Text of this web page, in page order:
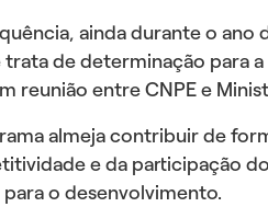
ainda durante o ano
trata de determinação para
reunião entre CNPE e
almeja contribuir de
e da participação
o desenvolvimento.